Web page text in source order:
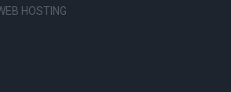
HOSTING